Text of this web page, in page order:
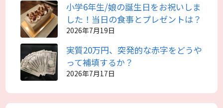
小学6年生/娘の誕生日をお祝いしま
した！当日の食事とプレゼントは？
2026年7月19日
実質20万円、突発的な赤字をどうや
って補填するか？
2026年7月17日